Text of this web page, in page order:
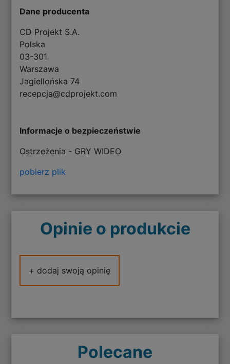
Dane producenta
CD Projekt S.A.
Polska
03-301
Warszawa
Jagiellońska 74
recepcja@cdprojekt.com
Informacje o bezpieczeństwie
Ostrzeżenia - GRY WIDEO
pobierz plik
Opinie o produkcie
+ dodaj swoją opinię
Polecane